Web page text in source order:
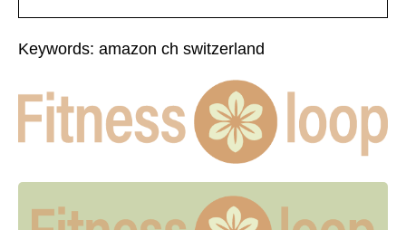
Keywords: amazon ch switzerland